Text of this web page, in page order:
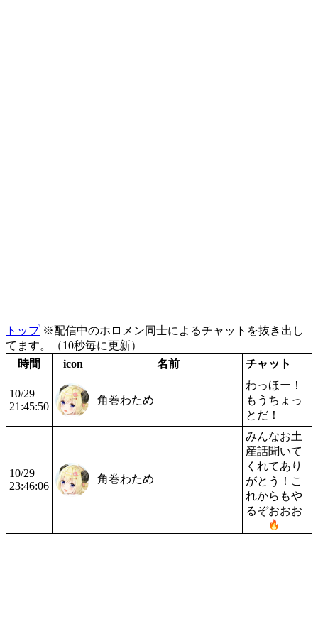
トップ※配信中のホロメン同士によるチャットを抜き出し
てます。（10秒毎に更新）
時間
icon 名前 チャット
10/29
21:45:50
角巻わため
わっほー！
もうちょっ
とだ！
10/29
23:46:06
角巻わため
みんなお土
産話聞いて
くれてあり
がとう！こ
れからもや
るぞおおお